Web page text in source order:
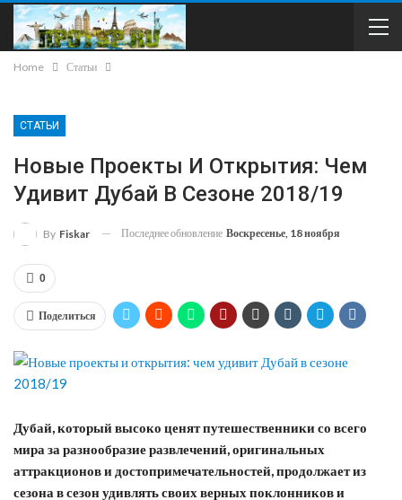
Home Статьи
СТАТЬИ
Новые Проекты И Открытия: Чем
Удивит Дубай В Сезоне 2018/19
By Fiskar Последнее обновление Воскресенье, 18 ноября
0
Поделиться
Дубай, который высоко ценят путешественники со всего
мира за разнообразие развлечений, оригинальных
аттракционов и достопримечательностей, продолжает из
сезона в сезон удивлять своих верных поклонников и